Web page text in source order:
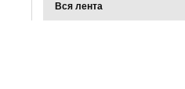
Вся лента